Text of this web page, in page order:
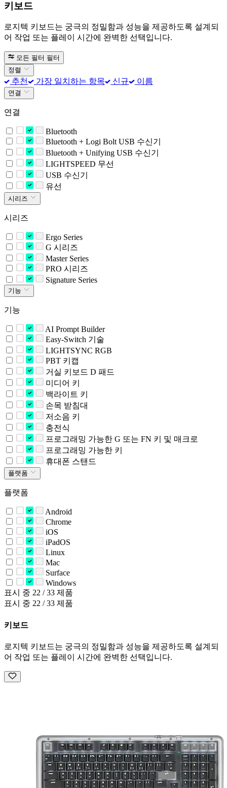
키보드
로지텍 키보드는 궁극의 정밀함과 성능을 제공하도록 설계되
어 작업 또는 플레이 시간에 완벽한 선택입니다.
모든 필터 필터
정렬
추천 가장 일치하는 항목 신규 이름
연결
연결
Bluetooth
Bluetooth + Logi Bolt USB 수신기
Bluetooth + Unifying USB 수신기
LIGHTSPEED 무선
USB 수신기
유선
시리즈
시리즈
Ergo Series
G 시리즈
Master Series
PRO 시리즈
Signature Series
기능
기능
AI Prompt Builder
Easy-Switch 기술
LIGHTSYNC RGB
PBT 키캡
거실 키보드 D 패드
미디어 키
백라이트 키
손목 받침대
저소음 키
충전식
프로그래밍 가능한 G 또는 FN 키 및 매크로
프로그래밍 가능한 키
휴대폰 스탠드
플랫폼
플랫폼
Android
Chrome
iOS
iPadOS
Linux
Mac
Surface
Windows
표시 중 22 / 33 제품
표시 중 22 / 33 제품
키보드
로지텍 키보드는 궁극의 정밀함과 성능을 제공하도록 설계되
어 작업 또는 플레이 시간에 완벽한 선택입니다.